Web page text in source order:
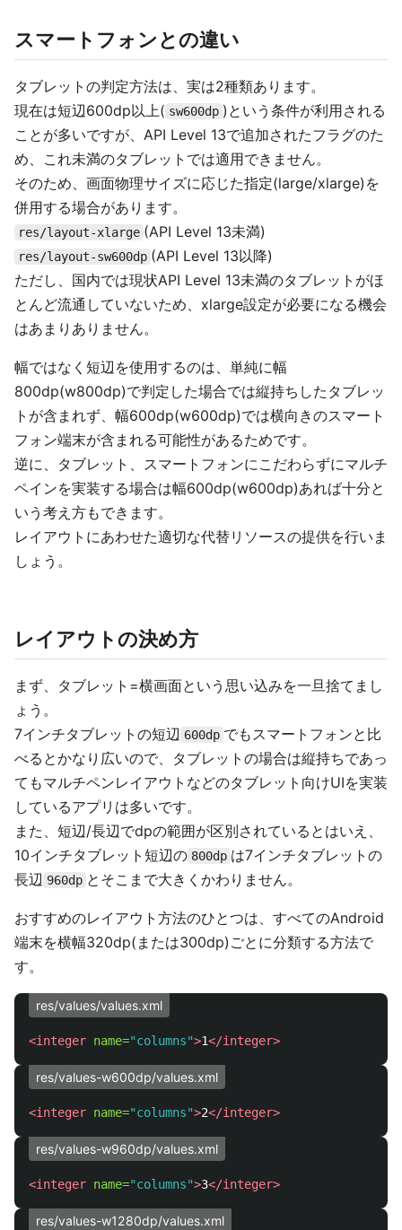
スマートフォンとの違い
タブレットの判定方法は、実は2種類あります。
現在は短辺600dp以上( sw600dp )という条件が利用される
ことが多いですが、API Level 13で追加されたフラグのた
め、これ未満のタブレットでは適用できません。
そのため、画面物理サイズに応じた指定(large/xlarge)を
併用する場合があります。
res/layout-xlarge (API Level 13未満)
res/layout-sw600dp (API Level 13以降)
ただし、国内では現状API Level 13未満のタブレットがほ
とんど流通していないため、xlarge設定が必要になる機会
はあまりありません。
幅ではなく短辺を使用するのは、単純に幅
800dp(w800dp)で判定した場合では縦持ちしたタブレッ
トが含まれず、幅600dp(w600dp)では横向きのスマート
フォン端末が含まれる可能性があるためです。
逆に、タブレット、スマートフォンにこだわらずにマルチ
ペインを実装する場合は幅600dp(w600dp)あれば十分と
いう考え方もできます。
レイアウトにあわせた適切な代替リソースの提供を行いま
しょう。
レイアウトの決め方
まず、タブレット=横画面という思い込みを一旦捨てまし
ょう。
7インチタブレットの短辺 600dp でもスマートフォンと比
べるとかなり広いので、タブレットの場合は縦持ちであっ
てもマルチペンレイアウトなどのタブレット向けUIを実装
しているアプリは多いです。
また、短辺/長辺でdpの範囲が区別されているとはいえ、
10インチタブレット短辺の 800dp は7インチタブレットの
長辺 960dp とそこまで大きくかわりません。
おすすめのレイアウト方法のひとつは、すべてのAndroid
端末を横幅320dp(または300dp)ごとに分類する方法で
す。
res/values/values.xml
<integer name="columns">1</integer>
res/values-w600dp/values.xml
<integer name="columns">2</integer>
res/values-w960dp/values.xml
<integer name="columns">3</integer>
res/values-w1280dp/values.xml